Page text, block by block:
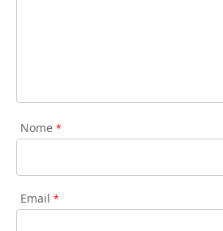
Nome *
Email *